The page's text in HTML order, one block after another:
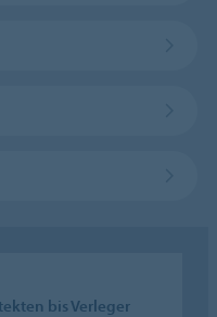
bis Verleger